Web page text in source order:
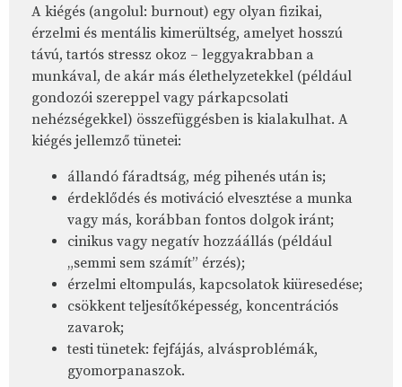
A kiégés (angolul: burnout) egy olyan fizikai,
érzelmi és mentális kimerültség, amelyet hosszú
távú, tartós stressz okoz – leggyakrabban a
munkával, de akár más élethelyzetekkel (például
gondozói szereppel vagy párkapcsolati
nehézségekkel) összefüggésben is kialakulhat. A
kiégés jellemző tünetei:
állandó fáradtság, még pihenés után is;
érdeklődés és motiváció elvesztése a munka
vagy más, korábban fontos dolgok iránt;
cinikus vagy negatív hozzáállás (például
„semmi sem számít” érzés);
érzelmi eltompulás, kapcsolatok kiüresedése;
csökkent teljesítőképesség, koncentrációs
zavarok;
testi tünetek: fejfájás, alvásproblémák,
gyomorpanaszok.